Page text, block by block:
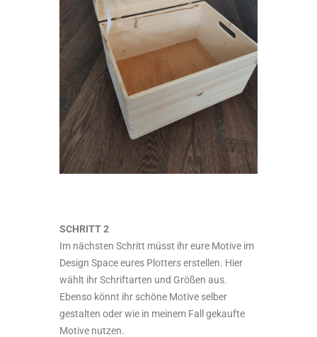
SCHRITT 2
Im nächsten Schritt müsst ihr eure Motive im
Design Space eures Plotters erstellen. Hier
wählt ihr Schriftarten und Größen aus.
Ebenso könnt ihr schöne Motive selber
gestalten oder wie in meinem Fall gekaufte
Motive nutzen.